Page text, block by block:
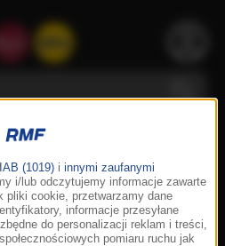
(1019) i innymi zaufanymi
i/lub odczytujemy informacje zawarte
pliki cookie, przetwarzamy dane
informacje przesyłane
do personalizacji reklam i treści,
pomiaru ruchu jak